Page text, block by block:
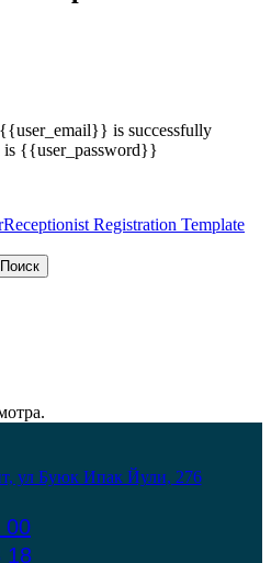
is successfully
is {{user_password}}
Receptionist Registration Template
Поиск
ул Буюк Ипак Йули, 276
00
18